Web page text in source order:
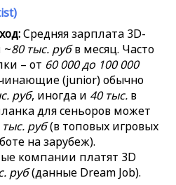
Средняя зарплата 3D-
~80 тыс. рубв месяц. Часто
– от 60 000 до 100 000
(junior) обычно
руб, иногда и 40 тыс. в
для сеньоров может
тыс. руб(в топовых игровых
на зарубеж).
компании платят 3D
руб(данные Dream Job).